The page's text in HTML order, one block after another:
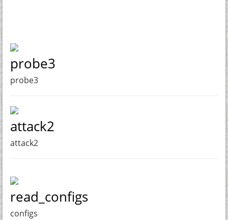
probe3
probe3
attack2
attack2
read_configs
configs